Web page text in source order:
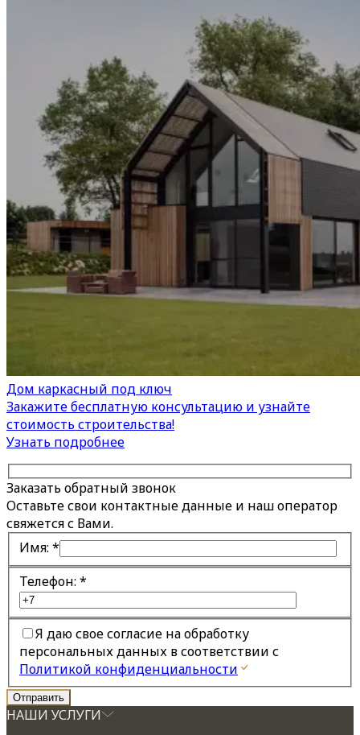
Дом каркасный под ключ
Закажите бесплатную консультацию и узнайте
стоимость строительства!
Узнать подробнее
Заказать обратный звонок
Оставьте свои контактные данные и наш оператор
свяжется с Вами.
Имя: *
Телефон: *
Я даю свое согласие на обработку
персональных данных в соответствии с
Политикой конфиденциальности
НАШИ УСЛУГИ